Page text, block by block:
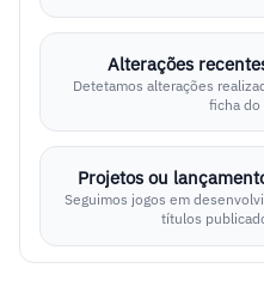
Alterações
Detetamos alterações
ficha do
Projetos ou
Seguimos jogos em
títulos